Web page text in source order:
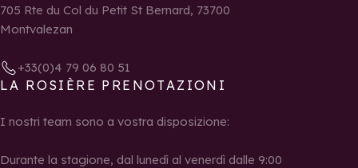
705 Rte du Col du Petit St Bernard, 73700
Montvalezan
+33(0)4 79 06 80 51
LA ROSIÈRE PRENOTAZIONI
I nostri team sono a vostra disposizione:
Durante la stagione, dal lunedì al venerdì dalle 9:00